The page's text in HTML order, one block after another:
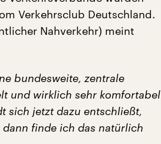
Verkehrsclub Deutschland.
Nahverkehr) meint
bundesweite, zentrale
und wirklich sehr komfortabel
sich jetzt dazu entschließt,
finde ich das natürlich